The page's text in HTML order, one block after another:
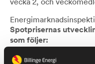
Spotprisernas
som följer:
SE1 (Luleå):